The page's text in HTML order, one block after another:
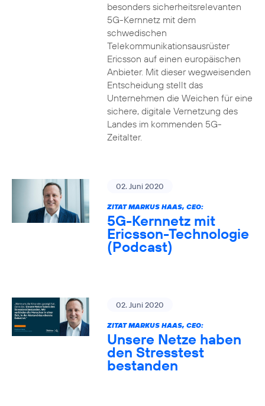
besonders sicherheitsrelevanten
5G-Kernnetz mit dem
schwedischen
Telekommunikationsausrüster
Ericsson auf einen europäischen
Anbieter. Mit dieser wegweisenden
Entscheidung stellt das
Unternehmen die Weichen für eine
sichere, digitale Vernetzung des
Landes im kommenden 5G-
Zeitalter.
02. Juni 2020
ZITAT MARKUS HAAS, CEO:
5G-Kernnetz mit
Ericsson-Technologie
(Podcast)
02. Juni 2020
ZITAT MARKUS HAAS, CEO:
Unsere Netze haben
den Stresstest
bestanden